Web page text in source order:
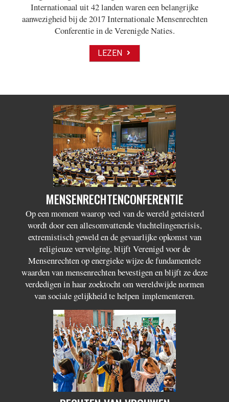
Internationaal uit 42 landen waren een belangrijke
aanwezigheid bij de 2017 Internationale Mensenrechten
Conferentie in de Verenigde Naties.
LEZEN
MENSENRECHTENCONFERENTIE
Op een moment waarop veel van de wereld geteisterd
wordt door een allesomvattende vluchtelingencrisis,
extremistisch geweld en de gevaarlijke opkomst van
religieuze vervolging, blijft Verenigd voor de
Mensenrechten op energieke wijze de fundamentele
waarden van mensenrechten bevestigen en blijft ze deze
verdedigen in haar zoektocht om wereldwijde normen
van sociale gelijkheid te helpen implementeren.